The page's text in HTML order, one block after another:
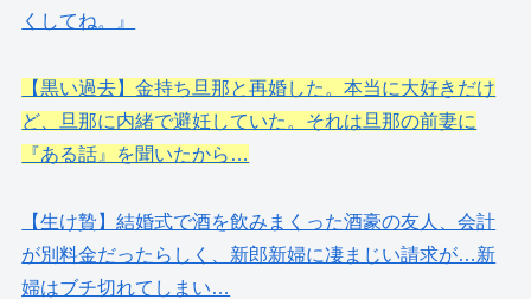
くしてね。』
【黒い過去】金持ち旦那と再婚した。本当に大好きだけ
ど、旦那に内緒で避妊していた。それは旦那の前妻に
『ある話』を聞いたから…
【生け贄】結婚式で酒を飲みまくった酒豪の友人、会計
が別料金だったらしく、新郎新婦に凄まじい請求が…新
婦はブチ切れてしまい…